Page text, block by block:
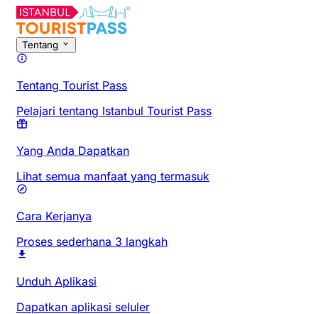
Tentang
Tentang Tourist Pass
Pelajari tentang Istanbul Tourist Pass
Yang Anda Dapatkan
Lihat semua manfaat yang termasuk
Cara Kerjanya
Proses sederhana 3 langkah
Unduh Aplikasi
Dapatkan aplikasi seluler